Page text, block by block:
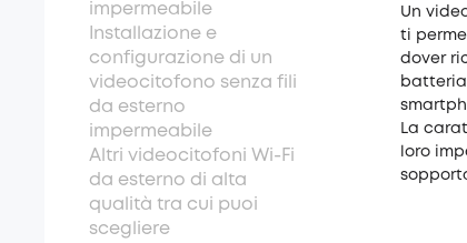
Un
ti
dover
La
loro
impermeabile
Installazione e
configurazione di un
videocitofono senza fili
da esterno
impermeabile
Altri videocitofoni Wi-Fi
da esterno di alta
qualità tra cui puoi
scegliere